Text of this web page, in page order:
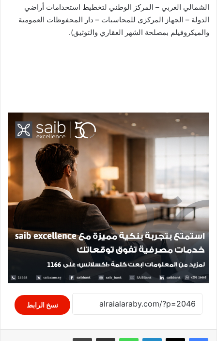
الشمالي الغربي – المركز الوطني لتخطيط استخدامات أراضي
الدولة – الجهاز المركزي للمحاسبات – دار المحفوظات العمومية
والميكروفيلم بمصلحة الشهر العقاري والتوثيق).
نسخ الرابط
لينكدإن واتساب مشاركة عبر البريد طباعة